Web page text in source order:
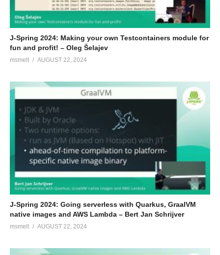
J-Spring 2024: Making your own Testcontainers module for
fun and profit! – Oleg Šelajev
msmelt AUGUST 22, 2024
J-Spring 2024: Going serverless with Quarkus, GraalVM
native images and AWS Lambda – Bert Jan Schrijver
msmelt AUGUST 22, 2024